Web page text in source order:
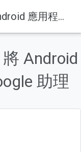
使用應用程式動作，將 Android 應用程式整合至 Google 助理
Android
助理